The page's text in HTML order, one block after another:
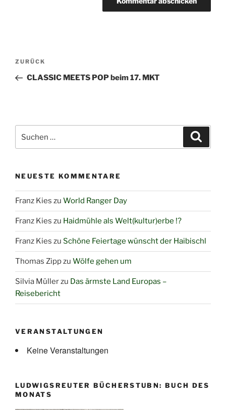
Beitragsnavigation
Vorheriger
Beitrag
ZURÜCK
CLASSIC MEETS POP beim 17. MKT
nach:
NEUESTE KOMMENTARE
Franz Kies zu World Ranger Day
Franz Kies zu Haidmühle als Welt(kultur)erbe !?
Franz Kies zu Schöne Feiertage wünscht der Haibischl
Thomas Zippzu Wölfe gehen um
Silvia Müllerzu Das ärmste Land Europas –
Reisebericht
VERANSTALTUNGEN
Keine Veranstaltungen
LUDWIGSREUTER BÜCHERSTUBN: BUCH DES
MONATS